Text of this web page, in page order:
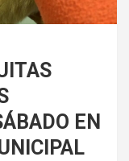
EN